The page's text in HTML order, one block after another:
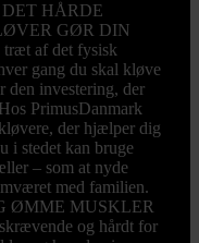
HÅRDE
GØR DIN
af det fysisk
gang du skal kløve
den investering, der
PrimusDanmark
der hjælper dig
i stedet kan bruge
– som at nyde
med familien.
ØMME MUSKLER
og hårdt for